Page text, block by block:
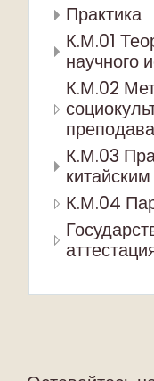
Практика
К.М.01
научного
К.М.02
К.М.03
К.М.04